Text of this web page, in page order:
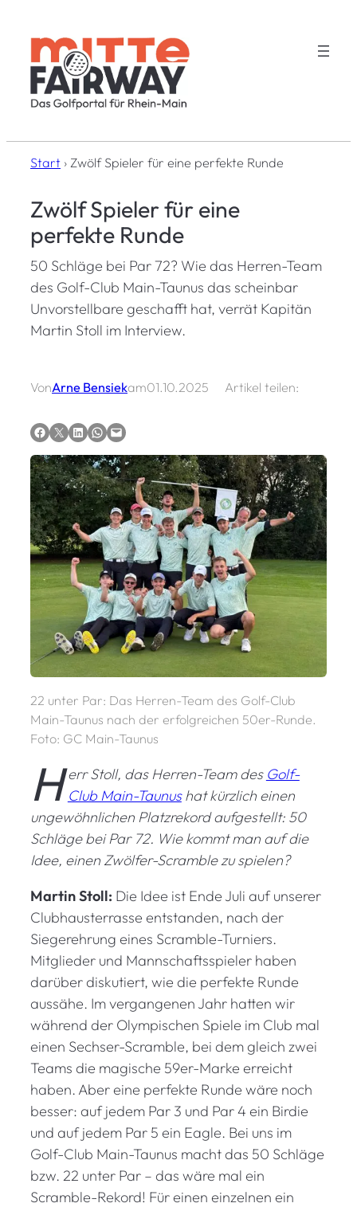
Inhalt
springen
Start › Zwölf Spieler für eine perfekte Runde
Zwölf Spieler für eine
perfekte Runde
50 Schläge bei Par 72? Wie das Herren-Team
des Golf-Club Main-Taunus das scheinbar
Unvorstellbare geschafft hat, verrät Kapitän
Martin Stoll im Interview.
VonArne Bensiekam01.10.2025 Artikel teilen:
Auf Facebook teilenAuf X teilenAuf LinkedIn teilenVia WhatsApp teilenVia E-Mail teilen
22 unter Par: Das Herren-Team des Golf-Club
Main-Taunus nach der erfolgreichen 50er-Runde.
Foto: GC Main-Taunus
H err Stoll, das Herren-Team des Golf-
Club Main-Taunushat kürzlich einen
ungewöhnlichen Platzrekord aufgestellt: 50
Schläge bei Par 72. Wie kommt man auf die
Idee, einen Zwölfer-Scramble zu spielen?
Martin Stoll: Die Idee ist Ende Juli auf unserer
Clubhausterrasse entstanden, nach der
Siegerehrung eines Scramble-Turniers.
Mitglieder und Mannschaftsspieler haben
darüber diskutiert, wie die perfekte Runde
aussähe. Im vergangenen Jahr hatten wir
während der Olympischen Spiele im Club mal
einen Sechser-Scramble, bei dem gleich zwei
Teams die magische 59er-Marke erreicht
haben. Aber eine perfekte Runde wäre noch
besser: auf jedem Par 3 und Par 4 ein Birdie
und auf jedem Par 5 ein Eagle. Bei uns im
Golf-Club Main-Taunus macht das 50 Schläge
bzw. 22 unter Par – das wäre mal ein
Scramble-Rekord! Für einen einzelnen ein